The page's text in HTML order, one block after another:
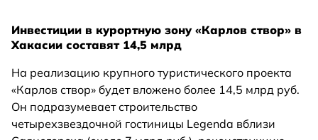
Инвестиции в курортную зону «Карлов створ» в
Хакасии составят 14,5 млрд
На реализацию крупного туристического проекта
«Карлов створ» будет вложено более 14,5 млрд руб.
Он подразумевает строительство
четырехзвездочной гостиницы Legenda вблизи